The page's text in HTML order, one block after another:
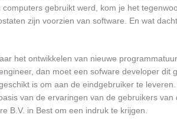
gebruikt werd, kom je het
zijn voorzien van software. En wat
het ontwikkelen van nieuwe
dan moet een sofware developer dit
is om aan de eindgebruiker te
van de ervaringen van de gebruikers van
B.V. in Best om een indruk te krijgen.